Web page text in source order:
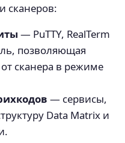
сканеров:
— PuTTY, RealTerm
позволяющая
сканера в режиме
— сервисы,
Data Matrix и